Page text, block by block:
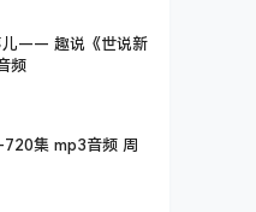
儿—— 趣说《世说新
频
集 mp3音频 周